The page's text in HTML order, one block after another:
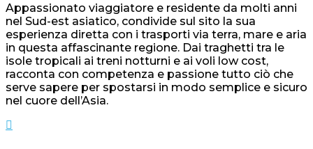
Appassionato viaggiatore e residente da molti anni
nel Sud-est asiatico, condivide sul sito la sua
esperienza diretta con i trasporti via terra, mare e aria
in questa affascinante regione. Dai traghetti tra le
isole tropicali ai treni notturni e ai voli low cost,
racconta con competenza e passione tutto ciò che
serve sapere per spostarsi in modo semplice e sicuro
nel cuore dell’Asia.